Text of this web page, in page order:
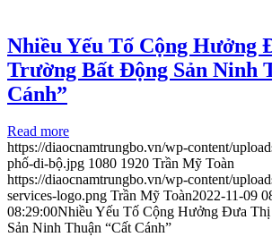
Nhiều Yếu Tố Cộng Hưởng
Trường Bất Động Sản Ninh
Cánh”
Read more
https://diaocnamtrungbo.vn/wp-content/
phố-di-bộ.jpg 1080 1920 Trần Mỹ Toàn
https://diaocnamtrungbo.vn/wp-content/
services-logo.png Trần Mỹ Toàn2022-11-09
08:29:00Nhiều Yếu Tố Cộng Hưởng Đưa
Sản Ninh Thuận “Cất Cánh”